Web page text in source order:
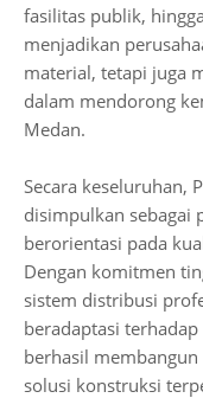
fasilitas publik,
menjadikan
material, tetapi juga
dalam mendorong
Medan.
Secara keseluruhan,
disimpulkan sebagai
berorientasi pada
Dengan komitmen
sistem distribusi
beradaptasi
berhasil membangun
solusi konstruksi